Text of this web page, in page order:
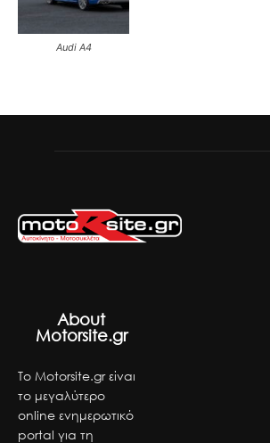
Audi A4
About
Motorsite.gr
Το Motorsite.gr είναι
το μεγαλύτερο
online ενημερωτικό
portal για τη